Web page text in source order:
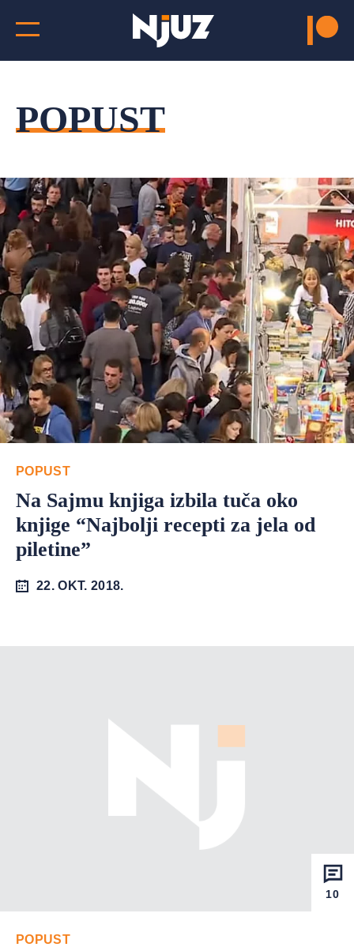
POPUST
POPUST
Na Sajmu knjiga izbila tuča oko
knjige “Najbolji recepti za jela od
piletine”
22. OKT. 2018.
10
POPUST